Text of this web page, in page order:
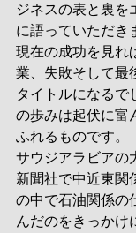
ジネスの表と裏を
に語っていただき
現在の成功を見れ
業、失敗そして最
タイトルになるで
の歩みは起伏に富
ふれるものです。
サウジアラビアの
新聞社で中近東関
の中で石油関係の
んだのをきっかけ